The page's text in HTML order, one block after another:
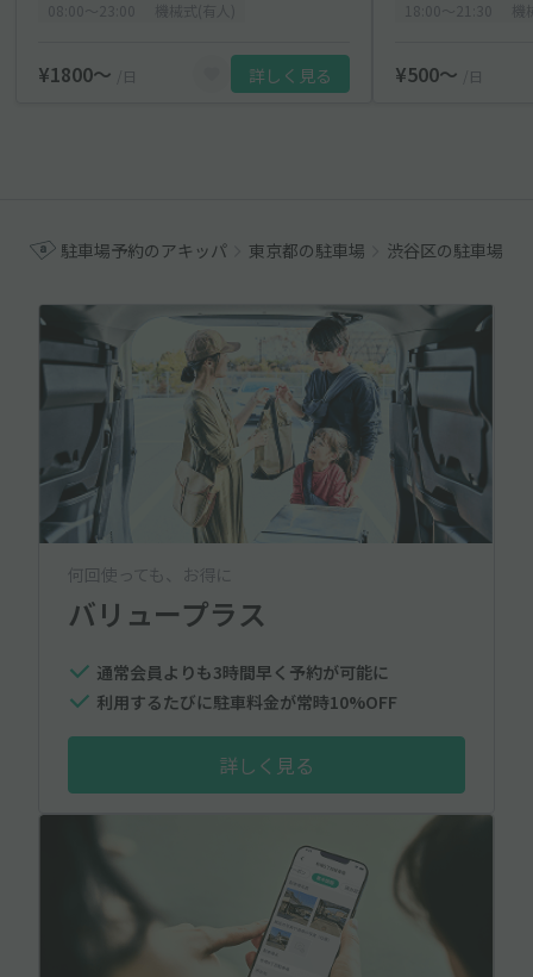
¥1800〜 /日 詳しく見る ¥500〜 /日
駐車場予約のアキッパ 東京都の駐車場 渋谷区の駐車場
何回使っても、お得に
バリュープラス
通常会員よりも3時間早く予約が可能に
利用するたびに駐車料金が常時10%OFF
詳しく見る